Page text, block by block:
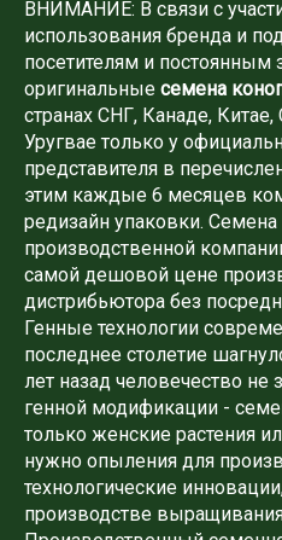
ВНИМАНИЕ: В связи с
использования бренда и
посетителям и постоянным
оригинальные семена
странах СНГ, Канаде,
Уругвае только у
представителя в
этим каждые 6 месяцев
редизайн упаковки. Семена
производственной
самой дешовой цене
дистрибьютора без
Генные технологии
последнее столетие
лет назад человечество
генной модификации -
только женские растения
нужно опыления для
технологические
производстве